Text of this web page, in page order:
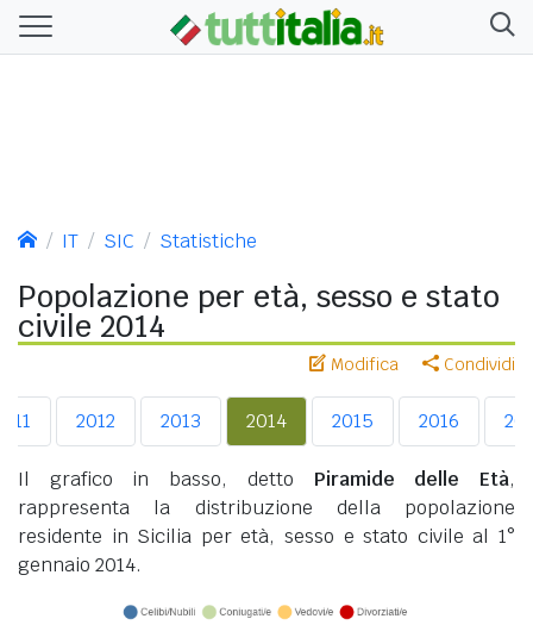
IT SIC Statistiche
Popolazione per età, sesso e stato
civile 2014
Modifica Condividi
2012 2013 2014 2015 2016
Il grafico in basso, detto Piramide delle Età,
rappresenta la distribuzione della popolazione
residente in Sicilia per età, sesso e stato civile al 1°
gennaio 2014.